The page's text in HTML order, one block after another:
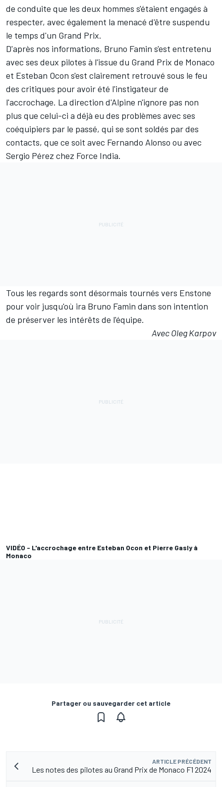
de conduite que les deux hommes s'étaient engagés à
respecter, avec également la menacé d'être suspendu
le temps d'un Grand Prix.
D'après nos informations, Bruno Famin s'est entretenu
avec ses deux pilotes à l'issue du Grand Prix de Monaco
et Esteban Ocon s'est clairement retrouvé sous le feu
des critiques pour avoir été l'instigateur de
l'accrochage. La direction d'Alpine n'ignore pas non
plus que celui-ci a déjà eu des problèmes avec ses
coéquipiers par le passé, qui se sont soldés par des
contacts, que ce soit avec Fernando Alonso ou avec
Sergio Pérez chez Force India.
Tous les regards sont désormais tournés vers Enstone
pour voir jusqu'où ira Bruno Famin dans son intention
de préserver les intérêts de l'équipe.
Avec Oleg Karpov
VIDÉO - L'accrochage entre Esteban Ocon et Pierre Gasly à
Monaco
Partager ou sauvegarder cet article
ARTICLE PRÉCÉDENT
Les notes des pilotes au Grand Prix de Monaco F1 2024